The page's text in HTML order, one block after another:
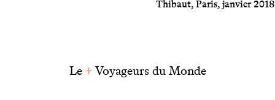
Thibaut, Paris, janvier 2018
Le + Voyageurs du Monde